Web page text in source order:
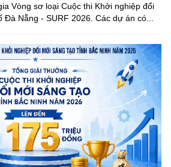
Vòng sơ loại Cuộc thi Khởi nghiệp đổi
Nẵng - SURF 2026. Các dự án có...